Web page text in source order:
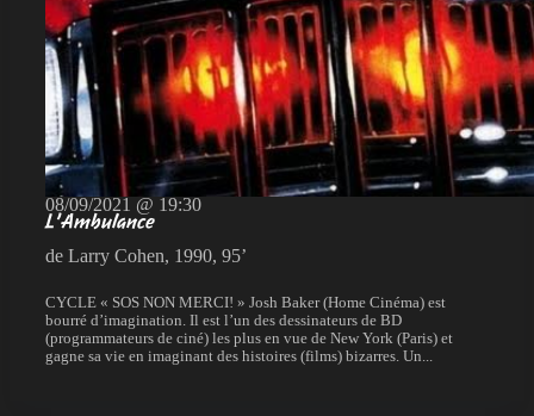
08/09/2021 @ 19:30
L’Ambulance
de Larry Cohen, 1990, 95’
CYCLE « SOS NON MERCI! » Josh Baker (Home Cinéma) est
bourré d’imagination. Il est l’un des dessinateurs de BD
(programmateurs de ciné) les plus en vue de New York (Paris) et
gagne sa vie en imaginant des histoires (films) bizarres. Un...